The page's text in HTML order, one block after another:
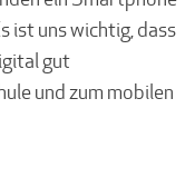
ist uns wichtig, dass
gut
und zum mobilen